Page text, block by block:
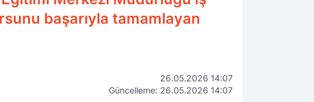
başarıyla tamamlayan
26.05.2026 14:07
Güncelleme: 26.05.2026 14:07